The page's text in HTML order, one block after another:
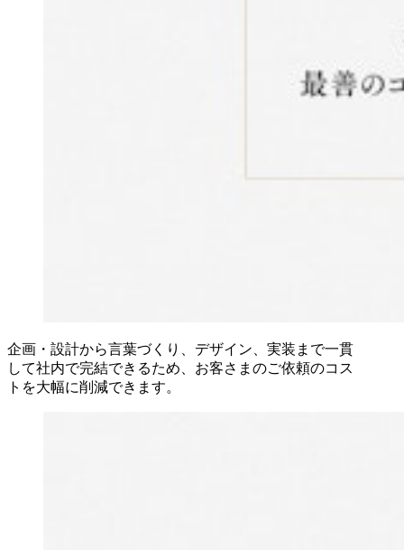
企画・設計から言葉づくり、デザイン、実装まで一貫
して社内で完結できるため、お客さまのご依頼のコス
トを大幅に削減できます。